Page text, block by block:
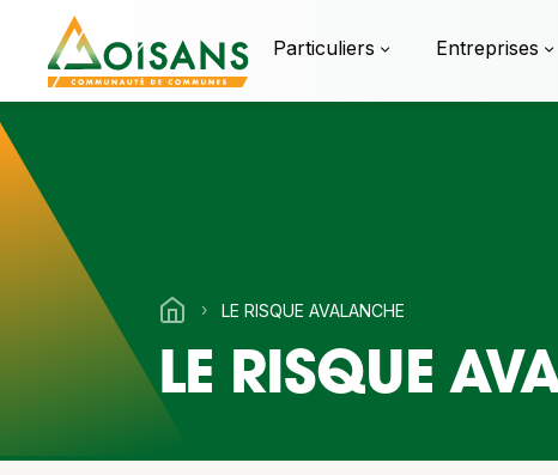
Particuliers Entreprises
› LE RISQUE AVALANCHE
LE RISQUE